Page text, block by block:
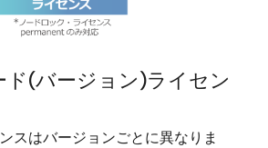
ド(バージョン)ライセン
スはバージョンごとに異なりま